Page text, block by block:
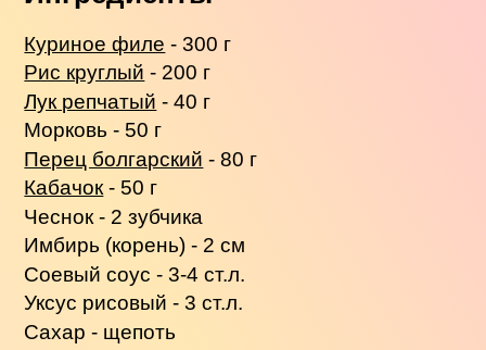
Куриное филе - 300 г
Рис круглый - 200 г
Лук репчатый - 40 г
Морковь - 50 г
Перец болгарский - 80 г
Кабачок- 50 г
Чеснок - 2 зубчика
Имбирь (корень) - 2 см
Соевый соус - 3-4 ст.л.
Уксус рисовый - 3 ст.л.
Сахар - щепоть